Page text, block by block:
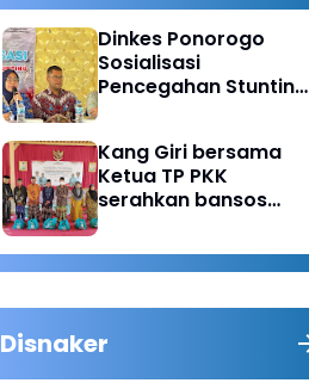
Dinkes Ponorogo
Sosialisasi
Pencegahan Stunting,
Emas
Kang Giri bersama
Ketua TP PKK
serahkan bansos
Sukorejo Ponorogo
Disnaker